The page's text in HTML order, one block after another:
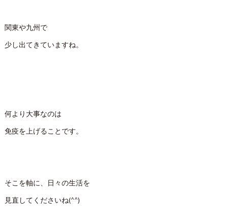
関東や九州で
少し出てきていますね。
何より大事なのは
免疫を上げることです。
そこを軸に、日々の生活を
見直してくださいね(^^)